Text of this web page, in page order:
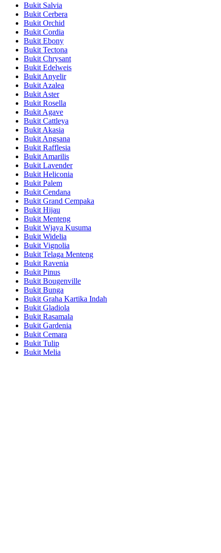
Bukit Salvia
Bukit Cerbera
Bukit Orchid
Bukit Cordia
Bukit Ebony
Bukit Tectona
Bukit Chrysant
Bukit Edelweis
Bukit Anyelir
Bukit Azalea
Bukit Aster
Bukit Rosella
Bukit Agave
Bukit Cattleya
Bukit Akasia
Bukit Angsana
Bukit Rafflesia
Bukit Amarilis
Bukit Lavender
Bukit Heliconia
Bukit Palem
Bukit Cendana
Bukit Grand Cempaka
Bukit Hijau
Bukit Menteng
Bukit Wjaya Kusuma
Bukit Widelia
Bukit Vignolia
Bukit Telaga Menteng
Bukit Ravenia
Bukit Pinus
Bukit Bougenville
Bukit Bunga
Bukit Graha Kartika Indah
Bukit Gladiola
Bukit Rasamala
Bukit Gardenia
Bukit Cemara
Bukit Tulip
Bukit Melia